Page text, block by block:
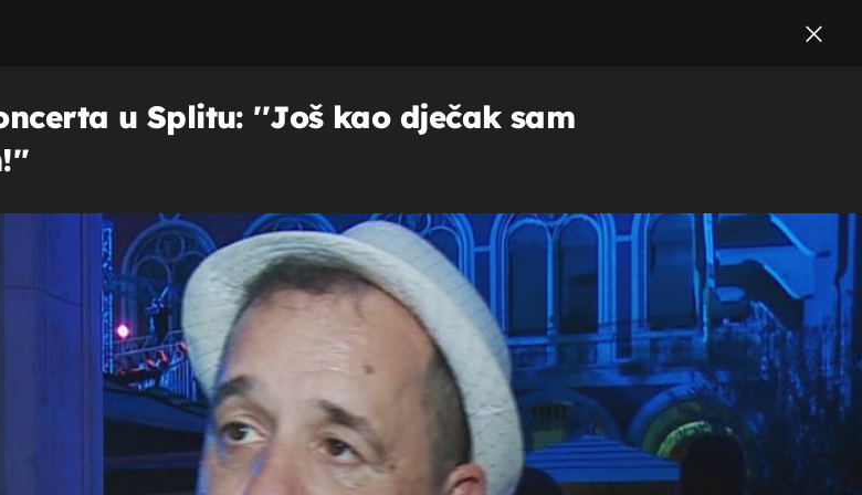
u Splitu: ''Još kao dječak sam